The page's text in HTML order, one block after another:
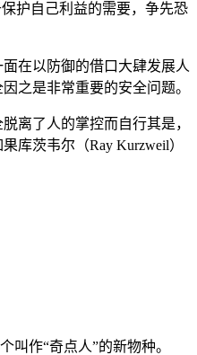
护自己利益的需要，争先恐
在以防御的借口大肆发展人
之是非常重要的安全问题。
离了人的掌控而自行其是，
库茨韦尔（Ray Kurzweil）
叫作“奇点人”的新物种。